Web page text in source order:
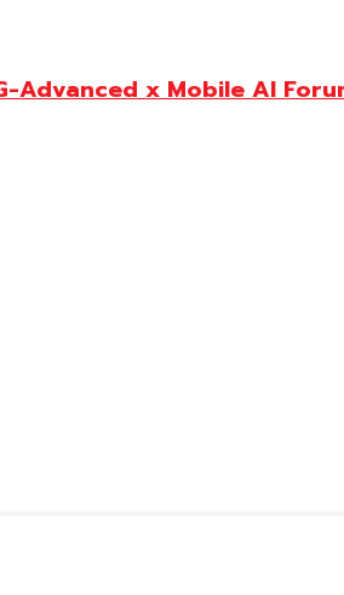
Advanced x Mobile AI